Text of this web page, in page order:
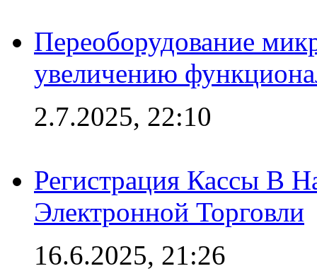
Переоборудование
увеличению
2.7.2025, 22:10
Регистрация Кассы В
Электронной Торговли
16.6.2025, 21:26